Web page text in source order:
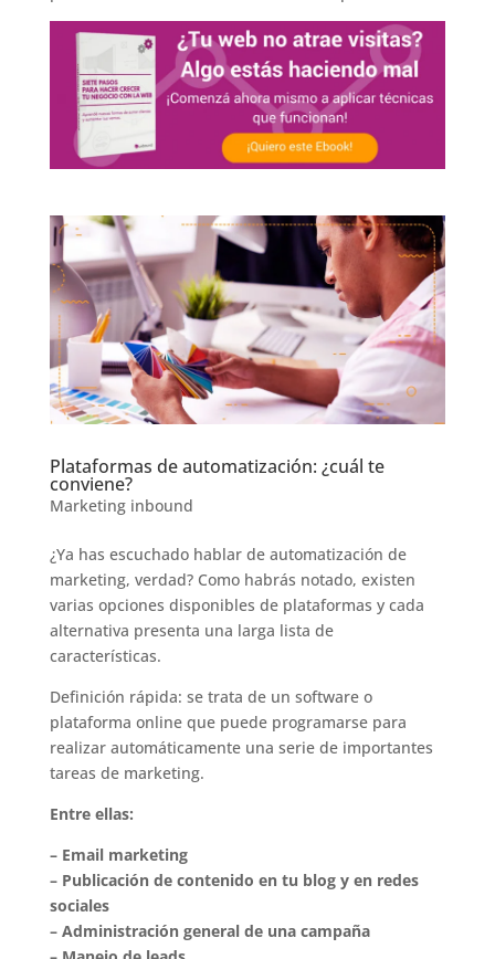
Plataformas de automatización: ¿cuál te
conviene?
Marketing inbound
¿Ya has escuchado hablar de automatización de
marketing, verdad? Como habrás notado, existen
varias opciones disponibles de plataformas y cada
alternativa presenta una larga lista de
características.
Definición rápida: se trata de un software o
plataforma online que puede programarse para
realizar automáticamente una serie de importantes
tareas de marketing.
Entre ellas:
– Email marketing
– Publicación de contenido en tu blog y en redes
sociales
– Administración general de una campaña